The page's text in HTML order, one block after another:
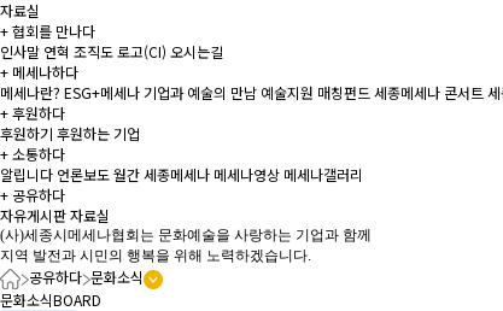
자료실
+협회를 만나다
인사말 연혁 조직도로고(CI) 오시는길
+ 메세나하다
메세나란? ESG+메세나기업과 예술의 만남 예술지원 매칭펀드 세종메세나 콘서트
+후원하다
후원하기 후원하는 기업
+소통하다
알립니다 언론보도월간 세종메세나 메세나영상 메세나갤러리
+ 공유하다
자유게시판자료실
(사)세종시메세나협회는 문화예술을 사랑하는 기업과 함께
지역 발전과 시민의 행복을 위해 노력하겠습니다.
공유하다 문화소식
문화소식BOARD